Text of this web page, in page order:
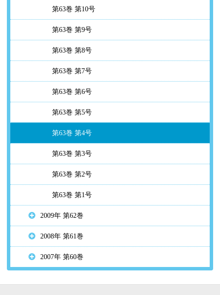
第63巻 第10号
第63巻 第9号
第63巻 第8号
第63巻 第7号
第63巻 第6号
第63巻 第5号
第63巻 第4号
第63巻 第3号
第63巻 第2号
第63巻 第1号
2009年 第62巻
2008年 第61巻
2007年 第60巻